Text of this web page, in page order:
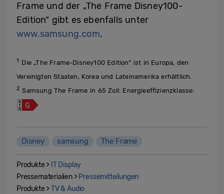
Frame und der „The Frame Disney100-
Edition“ gibt es ebenfalls unter
www.samsung.com.
1 Die „The Frame-Disney100 Edition“ ist in Europa, den
Vereinigten Staaten, Korea und Lateinamerika erhältlich.
2 Samsung The Frame in 65 Zoll: Energieeffizienzklasse:
Disney samsung The Frame
Produkte > IT Display
Pressematerialien > Pressemitteilungen
Produkte >TV & Audio